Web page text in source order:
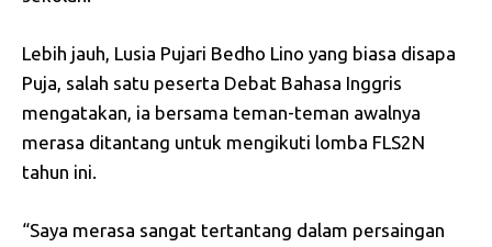
Lebih jauh, Lusia Pujari Bedho Lino yang biasa disapa
Puja, salah satu peserta Debat Bahasa Inggris
mengatakan, ia bersama teman-teman awalnya
merasa ditantang untuk mengikuti lomba FLS2N
tahun ini.
“Saya merasa sangat tertantang dalam persaingan